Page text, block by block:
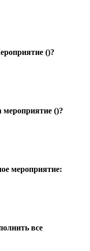
()?
мероприятие ()?
мероприятие:
все